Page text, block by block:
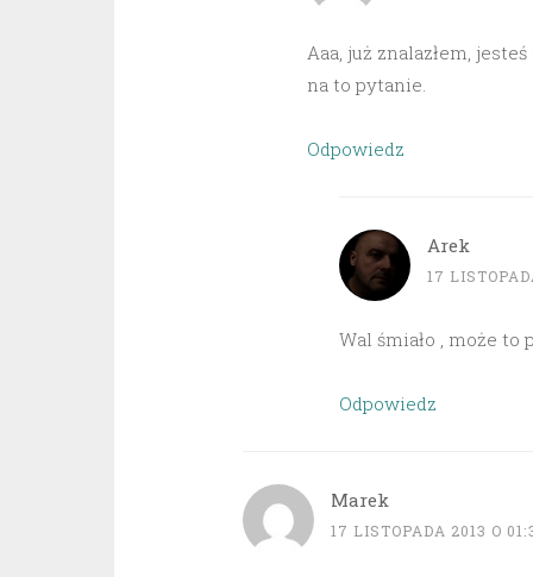
Aaa, już znalazłem,
na to pytanie.
Odpowiedz
Arek
17
Wal śmiało , może to
Odpowiedz
Marek
17 LISTOPADA 2013 O